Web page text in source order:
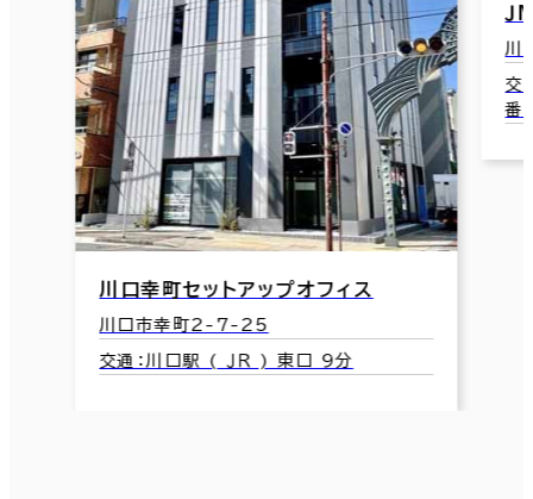
ＪＭ１７３
川口市末広2-15
交通：川口元郷駅 ( 埼玉高速鉄道線 ) 2
番口 14分